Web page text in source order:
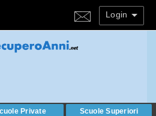
Login
Private
Scuole Superiori